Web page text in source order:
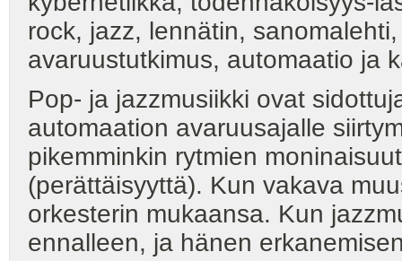
rock, jazz, lennätin,
avaruustutkimus, automaatio ja
Pop- ja jazzmusiikki ovat
automaation avaruusajalle
pikemminkin rytmien
(perättäisyyttä). Kun vakava
orkesterin mukaansa. Kun
ennalleen, ja hänen